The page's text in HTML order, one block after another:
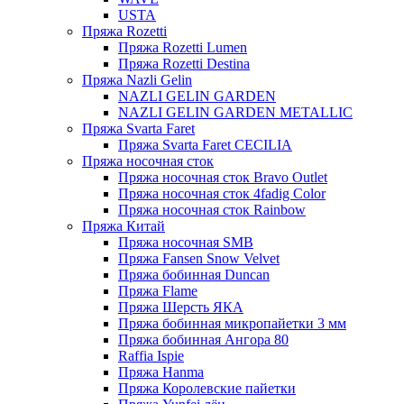
USTA
Пряжа Rozetti
Пряжа Rozetti Lumen
Пряжа Rozetti Destina
Пряжа Nazli Gelin
NAZLI GELIN GARDEN
NAZLI GELIN GARDEN METALLIC
Пряжа Svarta Faret
Пряжа Svarta Faret CECILIA
Пряжа носочная сток
Пряжа носочная сток Bravo Outlet
Пряжа носочная сток 4fadig Color
Пряжа носочная сток Rainbow
Пряжа Китай
Пряжа носочная SMB
Пряжа Fansen Snow Velvet
Пряжа бобинная Duncan
Пряжа Flame
Пряжа Шерсть ЯКА
Пряжа бобинная микропайетки 3 мм
Пряжа бобинная Ангора 80
Raffia Ispie
Пряжа Hanma
Пряжа Королевские пайетки